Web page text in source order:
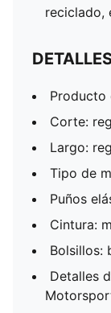
reciclado,
Producto
Corte:
Largo:
Tipo de
Puños
Cintura:
Bolsillos:
Detalles